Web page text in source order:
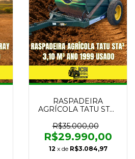
RASPADEIRA
AGRÍCOLA TATU STA³
USADA (SCRAPER)
R$35.000,00
R$29.990,00
12 x de R$3.084,97